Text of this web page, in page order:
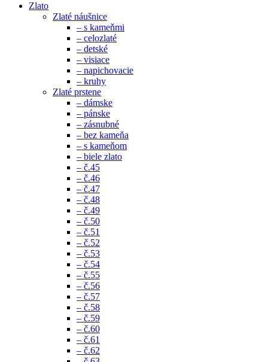
Zlato
Zlaté náušnice
– s kameňmi
– celozlaté
– detské
– visiace
– napichovacie
– kruhy
Zlaté prstene
– dámske
– pánske
– zásnubné
– bez kameňa
– s kameňom
– biele zlato
– č.45
– č.46
– č.47
– č.48
– č.49
– č.50
– č.51
– č.52
– č.53
– č.54
– č.55
– č.56
– č.57
– č.58
– č.59
– č.60
– č.61
– č.62